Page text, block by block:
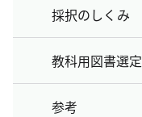
採択のしくみ
教科用図書選
参考